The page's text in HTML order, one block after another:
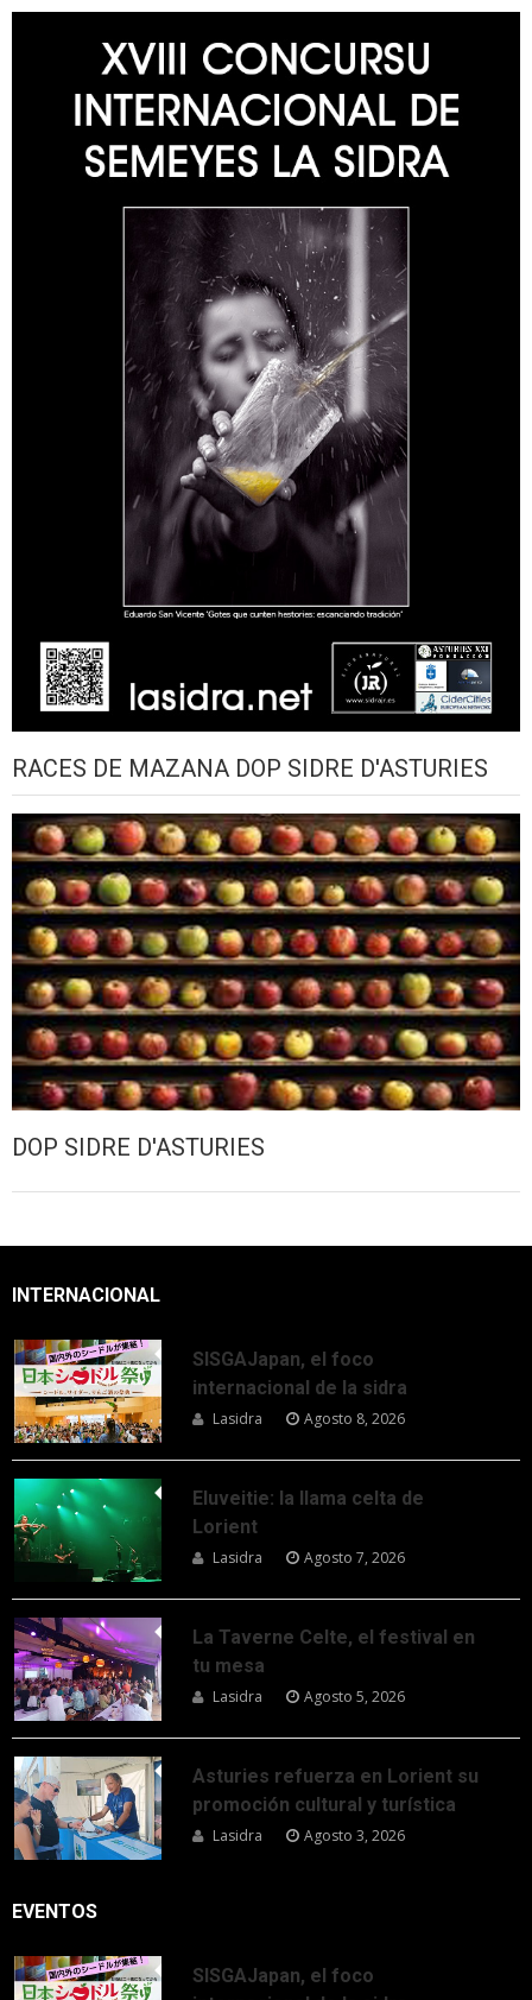
RACES DE MAZANA DOP SIDRE D'ASTURIES
DOP SIDRE D'ASTURIES
INTERNACIONAL
SISGAJapan, el foco
internacional de la sidra
Lasidra Agosto 8, 2026
Eluveitie: la llama celta de
Lorient
Lasidra Agosto 7, 2026
La Taverne Celte, el festival en
tu mesa
Lasidra Agosto 5, 2026
Asturies refuerza en Lorient su
promoción cultural y turística
Lasidra Agosto 3, 2026
EVENTOS
SISGAJapan, el foco